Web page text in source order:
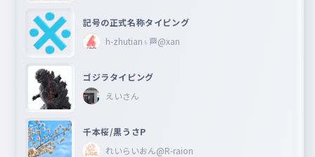
記号の正式名称タイピング
h-zhutian♄🏁@xan
ゴジラタイピング
えいさん
千本桜/黒うさP
れいらいおん@R-raion